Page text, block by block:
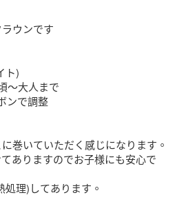
ウンです
ト)
〜大人まで
ンで調整
巻いていただく感じになります。
ありますのでお子様にも安心で
処理)してあります。